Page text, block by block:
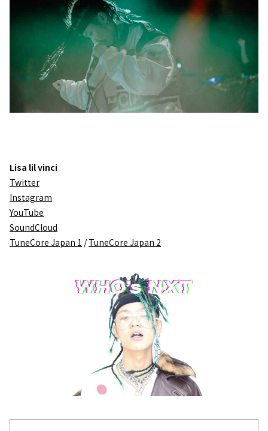
Lisa lil vinci
Twitter
Instagram
YouTube
SoundCloud
TuneCore Japan 1 /TuneCore Japan 2